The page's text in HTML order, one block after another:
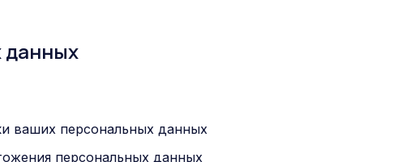
данных
ваших персональных данных
персональных данных